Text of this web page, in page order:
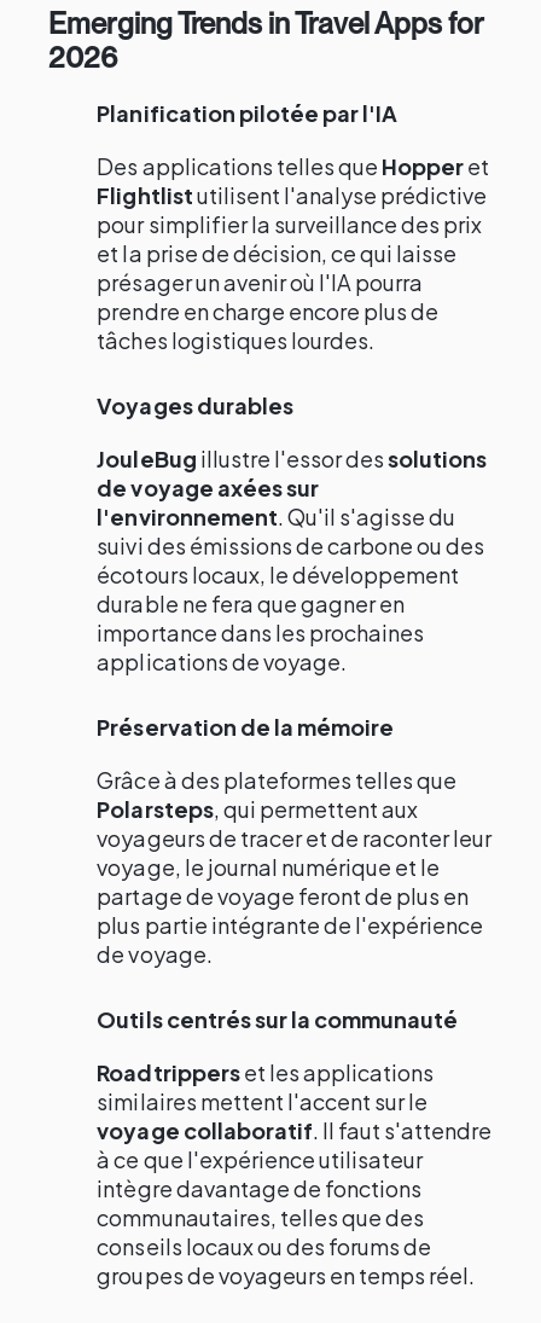
Emerging Trends in Travel Apps for
2026
Planification pilotée par l'IA
Des applications telles que Hopperet
Flightlistutilisent l'analyse prédictive
pour simplifier la surveillance des prix
et la prise de décision, ce qui laisse
présager un avenir où l'IA pourra
prendre en charge encore plus de
tâches logistiques lourdes.
Voyages durables
JouleBug illustre l'essor dessolutions
de voyage axées sur
l'environnement. Qu'il s'agisse du
suivi des émissions de carbone ou des
écotours locaux, le développement
durable ne fera que gagner en
importance dans les prochaines
applications de voyage.
Préservation de la mémoire
Grâce à des plateformes telles que
Polarsteps, qui permettent aux
voyageurs de tracer et de raconter leur
voyage, le journal numérique et le
partage de voyage feront de plus en
plus partie intégrante de l'expérience
de voyage.
Outils centrés sur la communauté
Roadtripperset les applications
similaires mettent l'accent sur le
voyage collaboratif. Il faut s'attendre
à ce que l'expérience utilisateur
intègre davantage de fonctions
communautaires, telles que des
conseils locaux ou des forums de
groupes de voyageurs en temps réel.